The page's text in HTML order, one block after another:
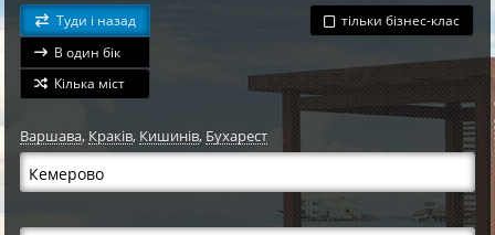
Туди і назад
В один бік
Кілька міст
тільки бізнес-клас
Варшава,Краків, Кишинів, Бухарест